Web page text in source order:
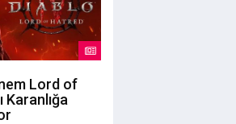
Lord of
Karanlığa